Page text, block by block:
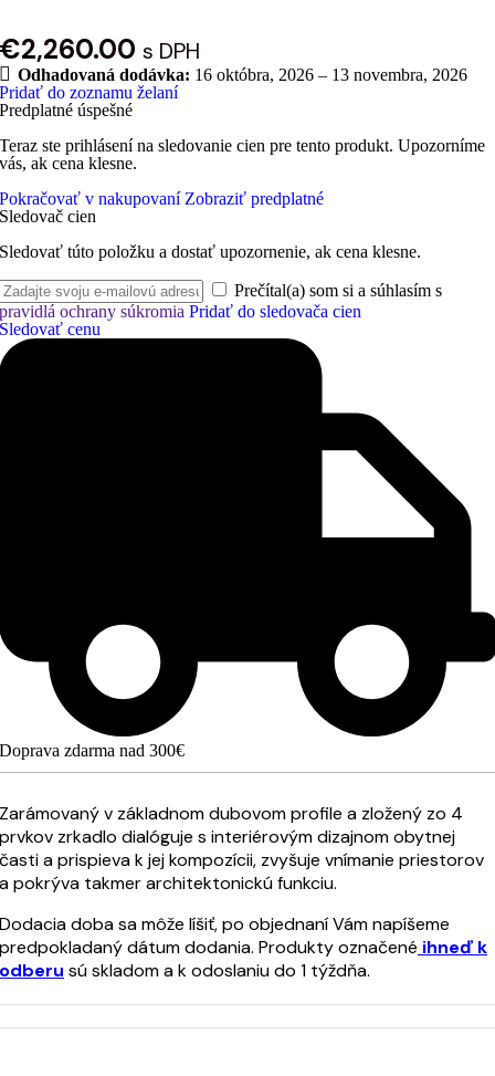
€2,260.00 s DPH
Odhadovaná dodávka: 16 októbra, 2026 – 13 novembra, 2026
Pridať do zoznamu želaní
Predplatné úspešné
Teraz ste prihlásení na sledovanie cien pre tento produkt. Upozorníme
vás, ak cena klesne.
Pokračovať v nakupovaní Zobraziť predplatné
Sledovač cien
Sledovať túto položku a dostať upozornenie, ak cena klesne.
Prečítal(a) som si a súhlasím s
pravidlá ochrany súkromia Pridať do sledovača cien
Sledovať cenu
Doprava zdarma nad 300€
Zarámovaný v základnom dubovom profile a zložený zo 4
prvkov zrkadlo dialóguje s interiérovým dizajnom obytnej
časti a prispieva k jej kompozícii, zvyšuje vnímanie priestorov
a pokrýva takmer architektonickú funkciu.
Dodacia doba sa môže líšiť, po objednaní Vám napíšeme
predpokladaný dátum dodania. Produkty označené ihneď k
odberu sú skladom a k odoslaniu do 1 týždňa.